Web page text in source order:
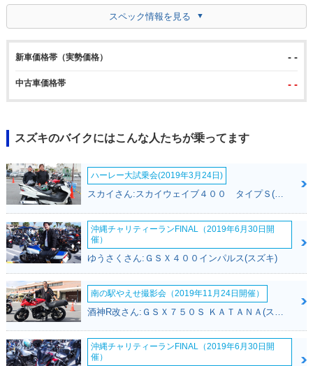
スペック情報を見る
新車価格帯（実勢価格） - -
中古車価格帯 - -
スズキのバイクにはこんな人たちが乗ってます
ハーレー大試乗会(2019年3月24日)
スカイさん:スカイウェイブ４００ タイプＳ(スズキ)
沖縄チャリティーランFINAL（2019年6月30日開
催）
ゆうさくさん:ＧＳＸ４００インパルス(スズキ)
南の駅やえせ撮影会（2019年11月24日開催）
沖縄チャリティーランFINAL（2019年6月30日開
催）